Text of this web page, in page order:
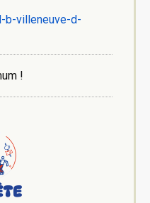
b-villeneuve-d-
!